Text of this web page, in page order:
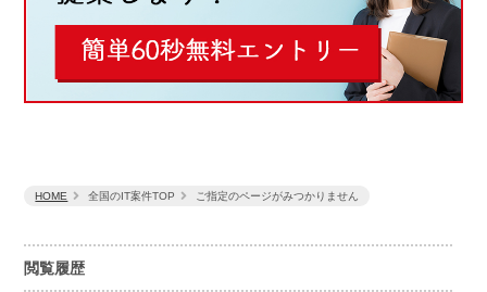
閲覧履歴
HOME 全国のIT案件TOP ご指定のページがみつかりません